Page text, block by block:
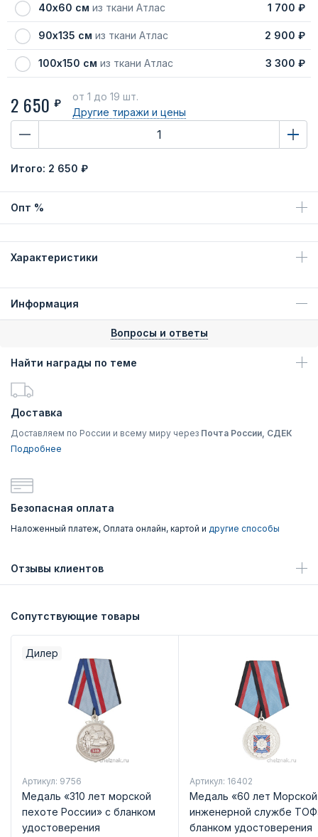
40х60 см из ткани Атлас 1 700 ₽
90х135 см из ткани Атлас 2 900 ₽
100х150 см из ткани Атлас 3 300 ₽
2 650 ₽
от 1 до 19 шт.
Другие тиражи и цены
Итого: 2 650 ₽
Опт %
Характеристики
Информация
Вопросы и ответы
Найти награды по теме
Доставка
Доставляем по России и всему миру через Почта России, СДЕК
Подробнее
Безопасная оплата
Наложенный платеж, Оплата онлайн, картой и другие способы
Отзывы клиентов
Сопутствующие товары
Дилер
Артикул: 9756
Медаль «310 лет морской
пехоте России» с бланком
удостоверения
Артикул: 16402
Медаль «60 лет Морской
инженерной службе
бланком удостоверения